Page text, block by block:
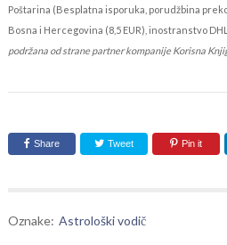
Poštarina (Besplatna isporuka, porudžbina
Bosna i Hercegovina (8,5 EUR), inostranstvo DHL
podržana od strane partner kompanije Korisna
Share Tweet Pin it
Oznake: Astrološki vodič